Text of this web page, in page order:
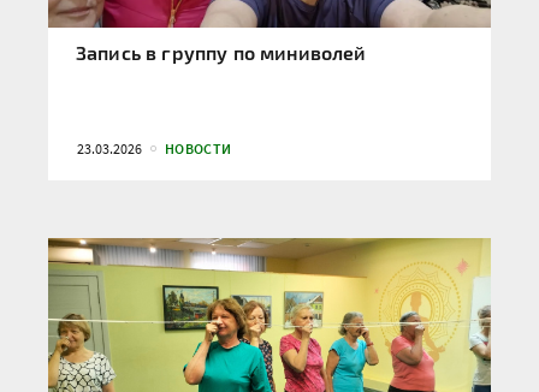
Запись в группу по миниволей
23.03.2026 НОВОСТИ